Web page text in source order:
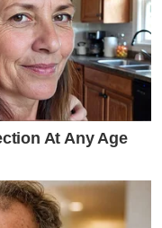
At Any Age